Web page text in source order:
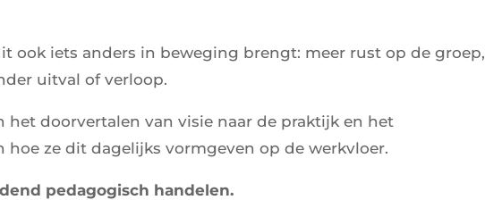
ook iets anders in beweging brengt: meer rust op de groep,
uitval of verloop.
het doorvertalen van visie naar de praktijk en het
hoe ze dit dagelijks vormgeven op de werkvloer.
pedagogisch handelen.